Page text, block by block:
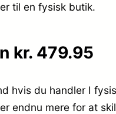
til en fysisk butik.
kr. 479.95
hvis du handler I
endnu mere for at